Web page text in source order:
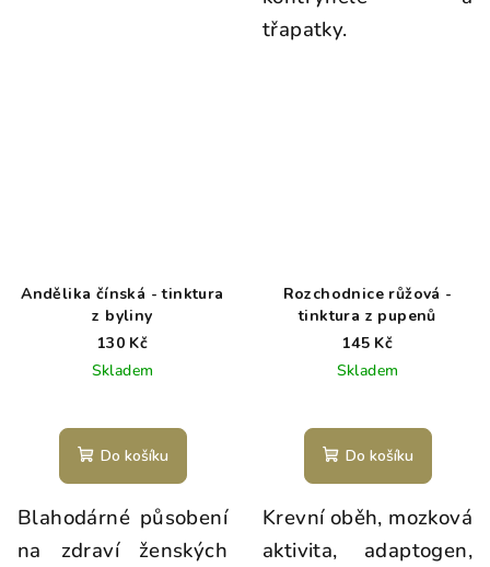
třapatky.
Andělika čínská - tinktura
z byliny
130 Kč
Skladem
Do košíku
Blahodárné působení
na zdraví ženských
Rozchodnice růžová -
tinktura z pupenů
145 Kč
Skladem
Do košíku
Krevní oběh, mozková
aktivita, adaptogen,